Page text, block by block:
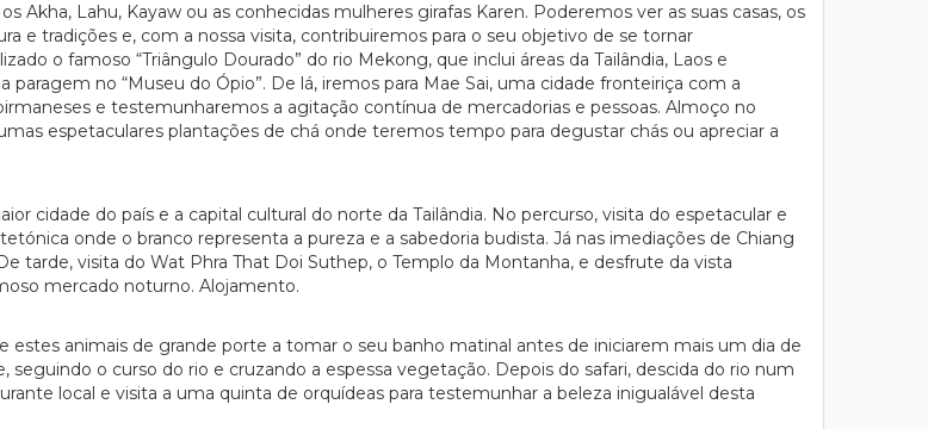
Lahu, Kayaw ou as conhecidas mulheres girafas Karen. Poderemos ver as suas casas, os
e tradições e, com a nossa visita, contribuiremos para o seu objetivo de se tornar
o famoso “Triângulo Dourado” do rio Mekong, que inclui áreas da Tailândia, Laos e
no “Museu do Ópio”. De lá, iremos para Mae Sai, uma cidade fronteiriça com a
e testemunharemos a agitação contínua de mercadorias e pessoas. Almoço no
espetaculares plantações de chá onde teremos tempo para degustar chás ou apreciar a
cidade do país e a capital cultural do norte da Tailândia. No percurso, visita do espetacular e
onde o branco representa a pureza e a sabedoria budista. Já nas imediações de Chiang
tarde, visita do Wat Phra That Doi Suthep, o Templo da Montanha, e desfrute da vista
mercado noturno. Alojamento.
animais de grande porte a tomar o seu banho matinal antes de iniciarem mais um dia de
o curso do rio e cruzando a espessa vegetação. Depois do safari, descida do rio num
local e visita a uma quinta de orquídeas para testemunhar a beleza inigualável desta